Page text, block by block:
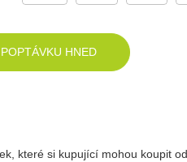
HNED
které si kupující mohou koupit